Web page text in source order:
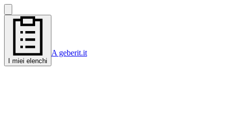
I miei elenchi
A geberit.it